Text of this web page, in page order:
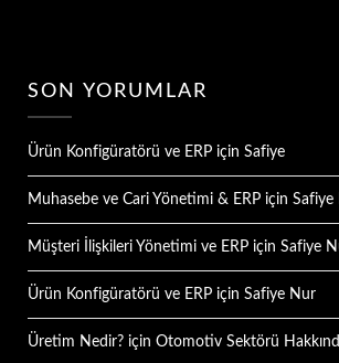
SON YORUMLAR
Ürün Konfigüratörü ve ERP için Safiye
Muhasebe ve Cari Yönetimi & ERP için Safiye
Müşteri İlişkileri Yönetimi ve ERP için Safiye
Ürün Konfigüratörü ve ERP için Safiye Nur
Üretim Nedir? için Otomotiv Sektörü